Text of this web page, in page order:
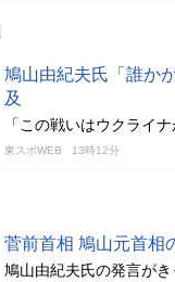
鳩山由紀夫氏「誰か
及
「この戦いはウクライ
東スポWEB 13時12分
菅前首相 鳩山元首相
鳩山由紀夫氏の発言が